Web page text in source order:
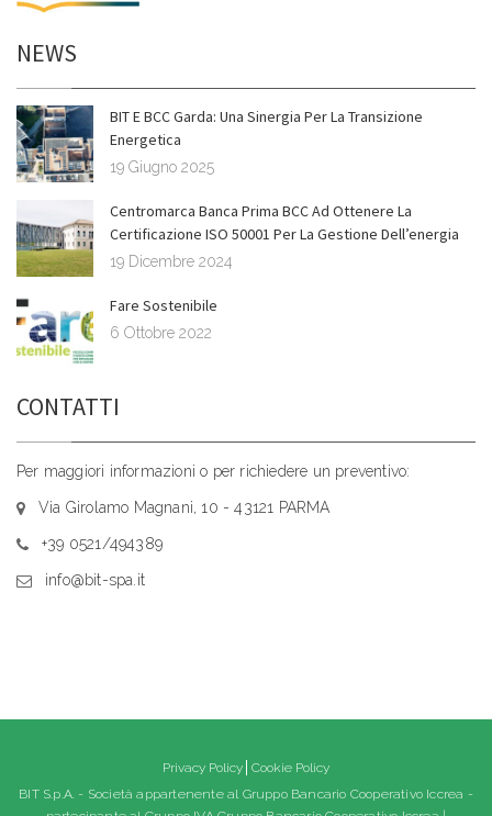
NEWS
BIT E BCC Garda: Una Sinergia Per La Transizione
Energetica
19 Giugno 2025
Centromarca Banca Prima BCC Ad Ottenere La
Certificazione ISO 50001 Per La Gestione Dell’energia
19 Dicembre 2024
Fare Sostenibile
6 Ottobre 2022
CONTATTI
Per maggiori informazioni o per richiedere un preventivo:
Via Girolamo Magnani, 10 - 43121 PARMA
+39 0521/494389
info@bit-spa.it
Privacy Policy Cookie Policy
BIT S.p.A. - Società appartenente al Gruppo Bancario Cooperativo Iccrea -